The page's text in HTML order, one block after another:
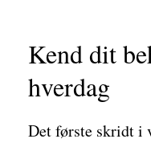
Kend dit
hverdag
Det første skridt i